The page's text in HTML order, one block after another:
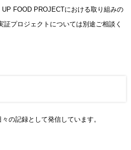
FOOD PROJECTにおける取り組みの
プロジェクトについては別途ご相談く
の記録として発信しています。